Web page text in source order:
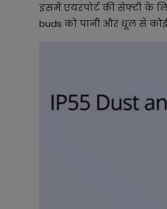
इसमें एयरपोर्ट की सेफ्टी के
buds को पानी और धूल से